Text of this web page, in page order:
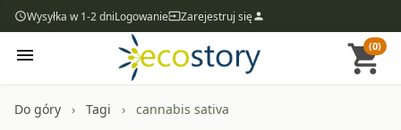
access_timeWysyłka w 1-2 dniLogowanieinputZarejestruj sięperson
menu shopping_cart
(0)
Do góry Tagi cannabis sativa